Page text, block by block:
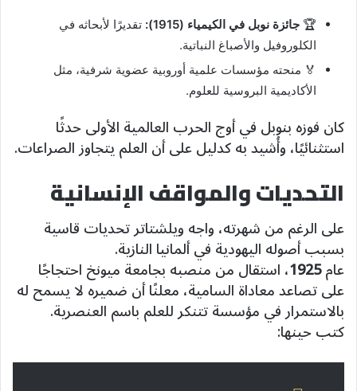
🏆 جائزة نوبل في الكيمياء (1915):
تقديرًا لأبحاثه في
الكلوروفيل والأصباغ النباتية.
🏅 منحته مؤسسات علمية أوروبية عضوية شرفية، مثل
الأكاديمية البروسية للعلوم.
كان فوزه بنوبل في أوج الحرب العالمية الأولى حدثًا
استثنائيًا، وأُشيد به كدليل على أن العلم يتجاوز الصراعات.
التحديات والمواقف الإنسانية
على الرغم من شهرته، واجه ويلشتاتر تحديات قاسية
بسبب أصوله اليهودية في ألمانيا النازية.
عام1925، استقال من منصبه بجامعة ميونخ احتجاجًا
على تصاعد معاداة السامية، معلنًا أن ضميره لا يسمح له
بالاستمرار في مؤسسة تتنكر للعلم باسم العنصرية.
كتب حينها: